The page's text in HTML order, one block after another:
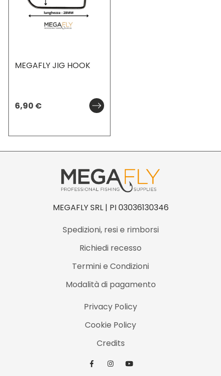
MEGAFLY JIG HOOK
6,90 €
MEGAFLY SRL | PI 03036130346
Spedizioni, resi e rimborsi
Richiedi recesso
Termini e Condizioni
Modalità di pagamento
Privacy Policy
Cookie Policy
Credits